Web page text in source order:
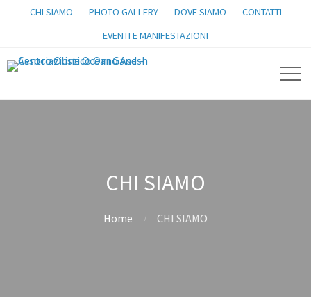
CHI SIAMO PHOTO GALLERY DOVE SIAMO
CONTATTI
EVENTI E MANIFESTAZIONI
CHI SIAMO
Home CHI SIAMO